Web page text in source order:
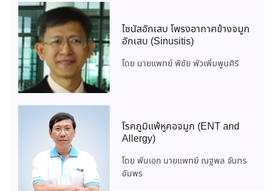
ไซนัสอักเสบ โพรงอากาศข้างจมูก
อักเสบ (Sinusitis)
โดย นายแพทย์ พิชัย พัวเพิ่มพูนศิริ
โรคภูมิแพ้หูคอจมูก (ENT and
Allergy)
โดย พันเอก นายแพทย์ ณฐพล จันทร
อัมพร